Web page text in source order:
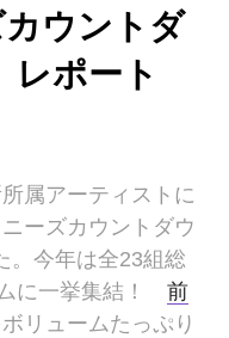
ウントダ
レポート
属アーティストに
ーズカウントダウ
。今年は全23組総
ムに一挙集結！前
リュームたっぷり